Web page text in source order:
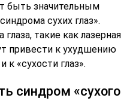
быть значительным
сухих глаз».
такие как лазерная
привести к ухудшению
к «сухости глаз».
синдром «сухого